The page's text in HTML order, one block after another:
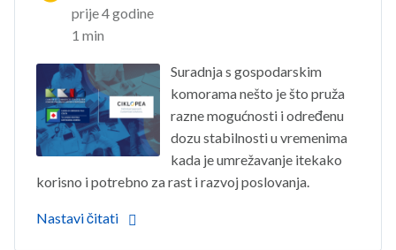
prije 4 godine
1 min
Suradnja s gospodarskim
komorama nešto je što pruža
razne mogućnosti i određenu
dozu stabilnosti u vremenima
kada je umrežavanje itekako
korisno i potrebno za rast i razvoj poslovanja.
Nastavi čitati